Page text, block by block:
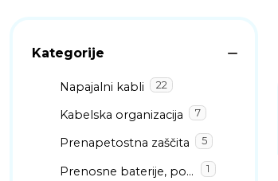
Kategorije
Napajalni kabli 22
Kabelska organizacija 7
Prenapetostna zaščita 5
Prenosne baterije, polnilniki in kabli 1